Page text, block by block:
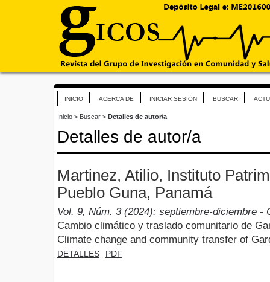
INICIO ACERCA DE INICIAR SESIÓN BUSCAR
Inicio > Buscar > Detalles de autor/a
Detalles de autor/a
Martinez, Atilio, Instituto
Pueblo Guna, Panamá
Vol. 9, Núm. 3 (2024): septiembre-diciembre -
Cambio climático y traslado comunitario de
Climate change and community transfer of
DETALLES PDF